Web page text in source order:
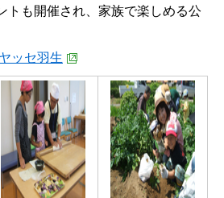
トも開催され、家族で楽しめる公
ッセ羽生